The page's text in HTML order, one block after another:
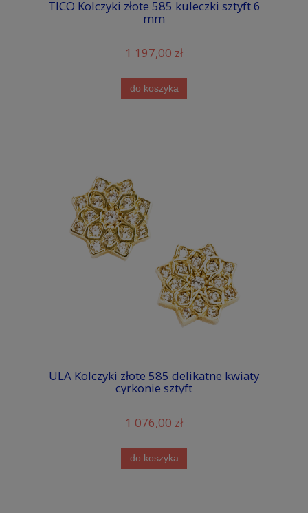
TICO Kolczyki złote 585 kuleczki sztyft 6
mm
1 197,00 zł
do koszyka
ULA Kolczyki złote 585 delikatne kwiaty
cyrkonie sztyft
1 076,00 zł
do koszyka